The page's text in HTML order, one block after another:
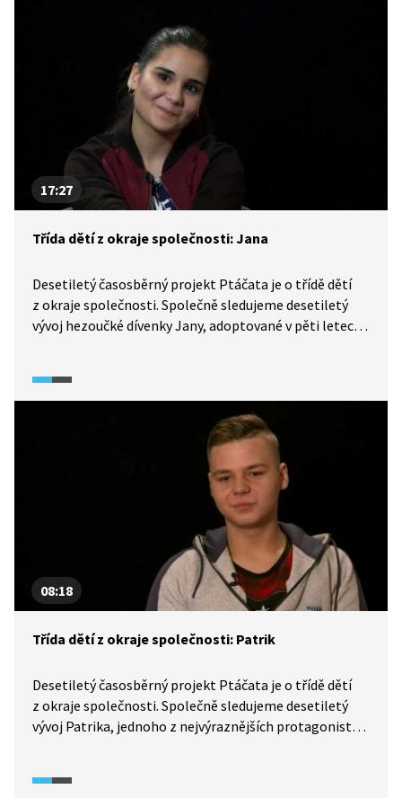
17:27
Třída dětí z okraje společnosti: Jana
Desetiletý časosběrný projekt Ptáčata je o třídě dětí
z okraje společnosti. Společně sledujeme desetiletý
vývoj hezoučké dívenky Jany, adoptované v pěti letech
cestu ke svým spolužákům. Velmi blízko měla jen
dospívání, změnu třídního učitele a přechod na střední
školu? Dokáže se přiblížit své biologické rodině?
08:18
Třída dětí z okraje společnosti: Patrik
Desetiletý časosběrný projekt Ptáčata je o třídě dětí
z okraje společnosti. Společně sledujeme desetiletý
vývoj Patrika, jednoho z nejvýraznějších protagonistů
malý kluk často mluvil o tom, že mezi jeho největší